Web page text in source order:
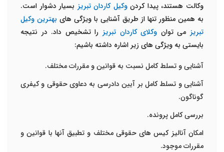
وکالت هستند، پیدا کردنوکیل کاردان تبریز بسیار دشوار است.
به همین منظور تنها از طریق آشنایی با ویژگی های بهترین وکیل
تبریز می توان وکلای کاردان تبریز را تشخیص داد. در نتیجه
بایستی به ویژگی های زیر اشاره داشته باشیم:
آشنایی و تسلط کامل نسبت به قوانین و مقررات مختلف.
آشنایی و تسلط کامل بر آیین دادرسی به دعاوی حقوقی و کیفری
گوناگون.
بررسی کامل پرونده.
امکان آنالیز کیس های حقوقی مختلف و تطبیق آنها با قوانین و
مقررات موجود.